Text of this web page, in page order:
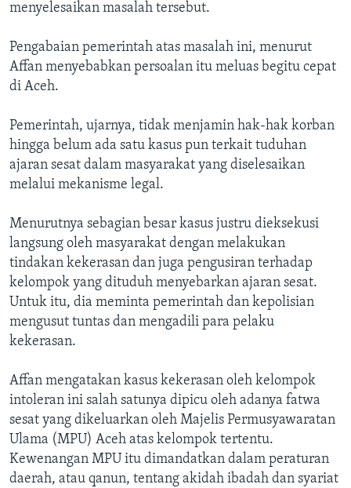
menyelesaikan masalah tersebut.
Pengabaian pemerintah atas masalah ini, menurut
Affan menyebabkan persoalan itu meluas begitu cepat
di Aceh.
Pemerintah, ujarnya, tidak menjamin hak-hak korban
hingga belum ada satu kasus pun terkait tuduhan
ajaran sesat dalam masyarakat yang diselesaikan
melalui mekanisme legal.
Menurutnya sebagian besar kasus justru dieksekusi
langsung oleh masyarakat dengan melakukan
tindakan kekerasan dan juga pengusiran terhadap
kelompok yang dituduh menyebarkan ajaran sesat.
Untuk itu, dia meminta pemerintah dan kepolisian
mengusut tuntas dan mengadili para pelaku
kekerasan.
Affan mengatakan kasus kekerasan oleh kelompok
intoleran ini salah satunya dipicu oleh adanya fatwa
sesat yang dikeluarkan oleh Majelis Permusyawaratan
Ulama (MPU) Aceh atas kelompok tertentu.
Kewenangan MPU itu dimandatkan dalam peraturan
daerah, atau qanun, tentang akidah ibadah dan syariat